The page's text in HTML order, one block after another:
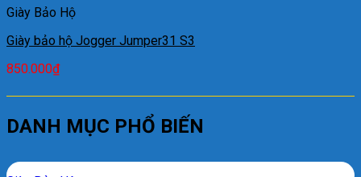
Giày Bảo Hộ
Giày bảo hộ Jogger Jumper31 S3
850.000₫
DANH MỤC PHỔ BIẾN